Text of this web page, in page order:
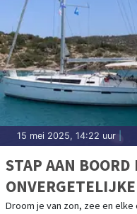
15 mei 2025, 14:22 uur
STAP AAN BOORD
GRIEKENLAND
Droom je van zon, zee en